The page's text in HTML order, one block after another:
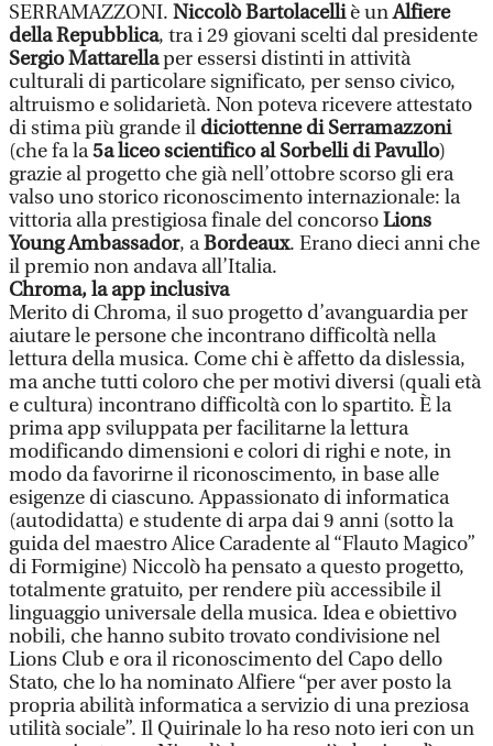
SERRAMAZZONI. Niccolò Bartolacelliè unAlfiere
della Repubblica, tra i 29 giovani scelti dal presidente
Sergio Mattarellaper essersi distinti in attività
culturali di particolare significato, per senso civico,
altruismo e solidarietà. Non poteva ricevere attestato
di stima più grande il diciottenne di Serramazzoni
(che fa la5a liceo scientifico al Sorbelli di Pavullo)
grazie al progetto che già nell’ottobre scorso gli era
valso uno storico riconoscimento internazionale: la
vittoria alla prestigiosa finale del concorsoLions
Young Ambassador, aBordeaux. Erano dieci anni che
il premio non andava all’Italia.
Chroma, la app inclusiva
Merito di Chroma, il suo progetto d’avanguardia per
aiutare le persone che incontrano difficoltà nella
lettura della musica. Come chi è affetto da dislessia,
ma anche tutti coloro che per motivi diversi (quali età
e cultura) incontrano difficoltà con lo spartito. È la
prima app sviluppata per facilitarne la lettura
modificando dimensioni e colori di righi e note, in
modo da favorirne il riconoscimento, in base alle
esigenze di ciascuno. Appassionato di informatica
(autodidatta) e studente di arpa dai 9 anni (sotto la
guida del maestro Alice Caradente al “Flauto Magico”
di Formigine) Niccolò ha pensato a questo progetto,
totalmente gratuito, per rendere più accessibile il
linguaggio universale della musica. Idea e obiettivo
nobili, che hanno subito trovato condivisione nel
Lions Club e ora il riconoscimento del Capo dello
Stato, che lo ha nominato Alfiere “per aver posto la
propria abilità informatica a servizio di una preziosa
utilità sociale”. Il Quirinale lo ha reso noto ieri con un